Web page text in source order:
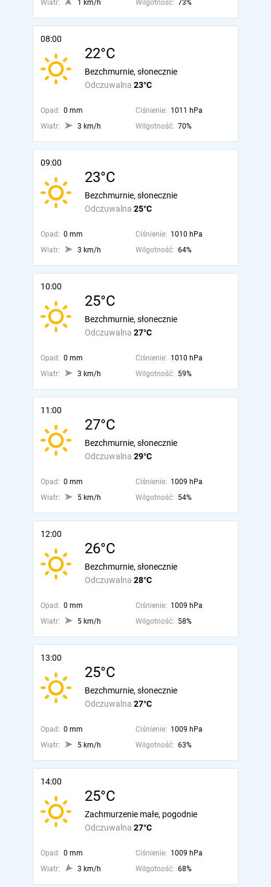
Wiatr: 1 km/h Wilgotność: 73%
08:00
22°C
Odczuwalna 23°C
Bezchmurnie, słonecznie
Opad: 0 mm Ciśnienie: 1011 hPa
Wiatr:
3 km/h Wilgotność: 70%
09:00
23°C
Odczuwalna 25°C
Bezchmurnie, słonecznie
Opad: 0 mm Ciśnienie: 1010 hPa
Wiatr:
3 km/h Wilgotność: 64%
10:00
25°C
Odczuwalna 27°C
Bezchmurnie, słonecznie
Opad: 0 mm Ciśnienie: 1010 hPa
Wiatr:
3 km/h Wilgotność: 59%
11:00
27°C
Odczuwalna 29°C
Bezchmurnie, słonecznie
Opad: 0 mm Ciśnienie: 1009 hPa
Wiatr:
5 km/h Wilgotność: 54%
12:00
26°C
Odczuwalna 28°C
Bezchmurnie, słonecznie
Opad: 0 mm Ciśnienie: 1009 hPa
Wiatr:
5 km/h Wilgotność: 58%
13:00
25°C
Odczuwalna 27°C
Bezchmurnie, słonecznie
Opad: 0 mm Ciśnienie: 1009 hPa
Wiatr:
5 km/h Wilgotność: 63%
14:00
25°C
Odczuwalna 27°C
Zachmurzenie małe, pogodnie
Opad: 0 mm Ciśnienie: 1009 hPa
Wiatr:
3 km/h Wilgotność: 68%